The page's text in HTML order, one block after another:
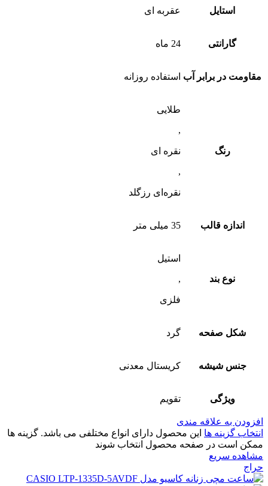
استایل عقربه ای
گارانتی 24 ماه
مقاومت در برابر آب استفاده روزانه
رنگ
طلایی
,
نقره ای
,
نقره‌ای رزگلد
اندازه قالب 35 میلی متر
نوع بند
استیل
,
فلزی
شکل صفحه گرد
جنس شیشه کریستال معدنی
ویژگی تقویم
افزودن به علاقه مندی
انتخاب گزینه ها این محصول دارای انواع مختلفی می باشد. گزینه ها
ممکن است در صفحه محصول انتخاب شوند
مشاهده سریع
حراج